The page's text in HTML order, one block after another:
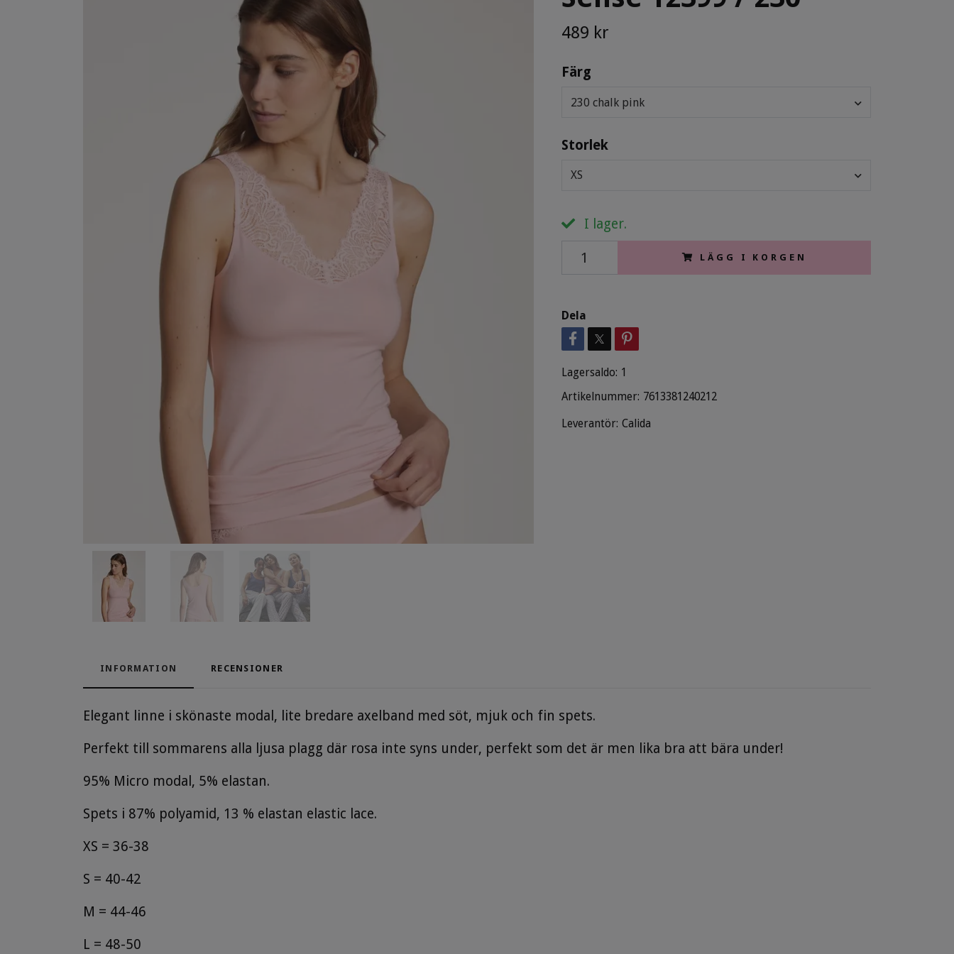
489 kr
Färg
230 chalk pink
Storlek
XS
I lager.
LÄGG I KORGEN
Dela
Lagersaldo: 1
Artikelnummer: 7613381240212
Leverantör: Calida
INFORMATION RECENSIONER
Elegant linne i skönaste modal, lite bredare axelband med söt, mjuk och fin spets.
Perfekt till sommarens alla ljusa plagg där rosa inte syns under, perfekt som det är men lika bra att bära under!
95% Micro modal, 5% elastan.
Spets i 87% polyamid, 13 % elastan elastic lace.
XS = 36-38
S = 40-42
M = 44-46
L = 48-50